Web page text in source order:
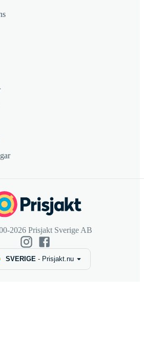
2026 Prisjakt Sverige AB
SVERIGE- Prisjakt.nu